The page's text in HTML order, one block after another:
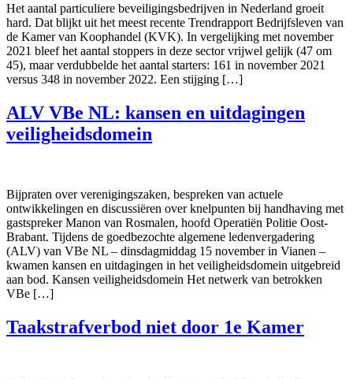
Het aantal particuliere beveiligingsbedrijven in Nederland groeit
hard. Dat blijkt uit het meest recente Trendrapport Bedrijfsleven van
de Kamer van Koophandel (KVK). In vergelijking met november
2021 bleef het aantal stoppers in deze sector vrijwel gelijk (47 om
45), maar verdubbelde het aantal starters: 161 in november 2021
versus 348 in november 2022. Een stijging […]
ALV VBe NL: kansen en uitdagingen
veiligheidsdomein
Bijpraten over verenigingszaken, bespreken van actuele
ontwikkelingen en discussiëren over knelpunten bij handhaving met
gastspreker Manon van Rosmalen, hoofd Operatiën Politie Oost-
Brabant. Tijdens de goedbezochte algemene ledenvergadering
(ALV) van VBe NL – dinsdagmiddag 15 november in Vianen –
kwamen kansen en uitdagingen in het veiligheidsdomein uitgebreid
aan bod. Kansen veiligheidsdomein Het netwerk van betrokken
VBe […]
Taakstrafverbod niet door 1e Kamer